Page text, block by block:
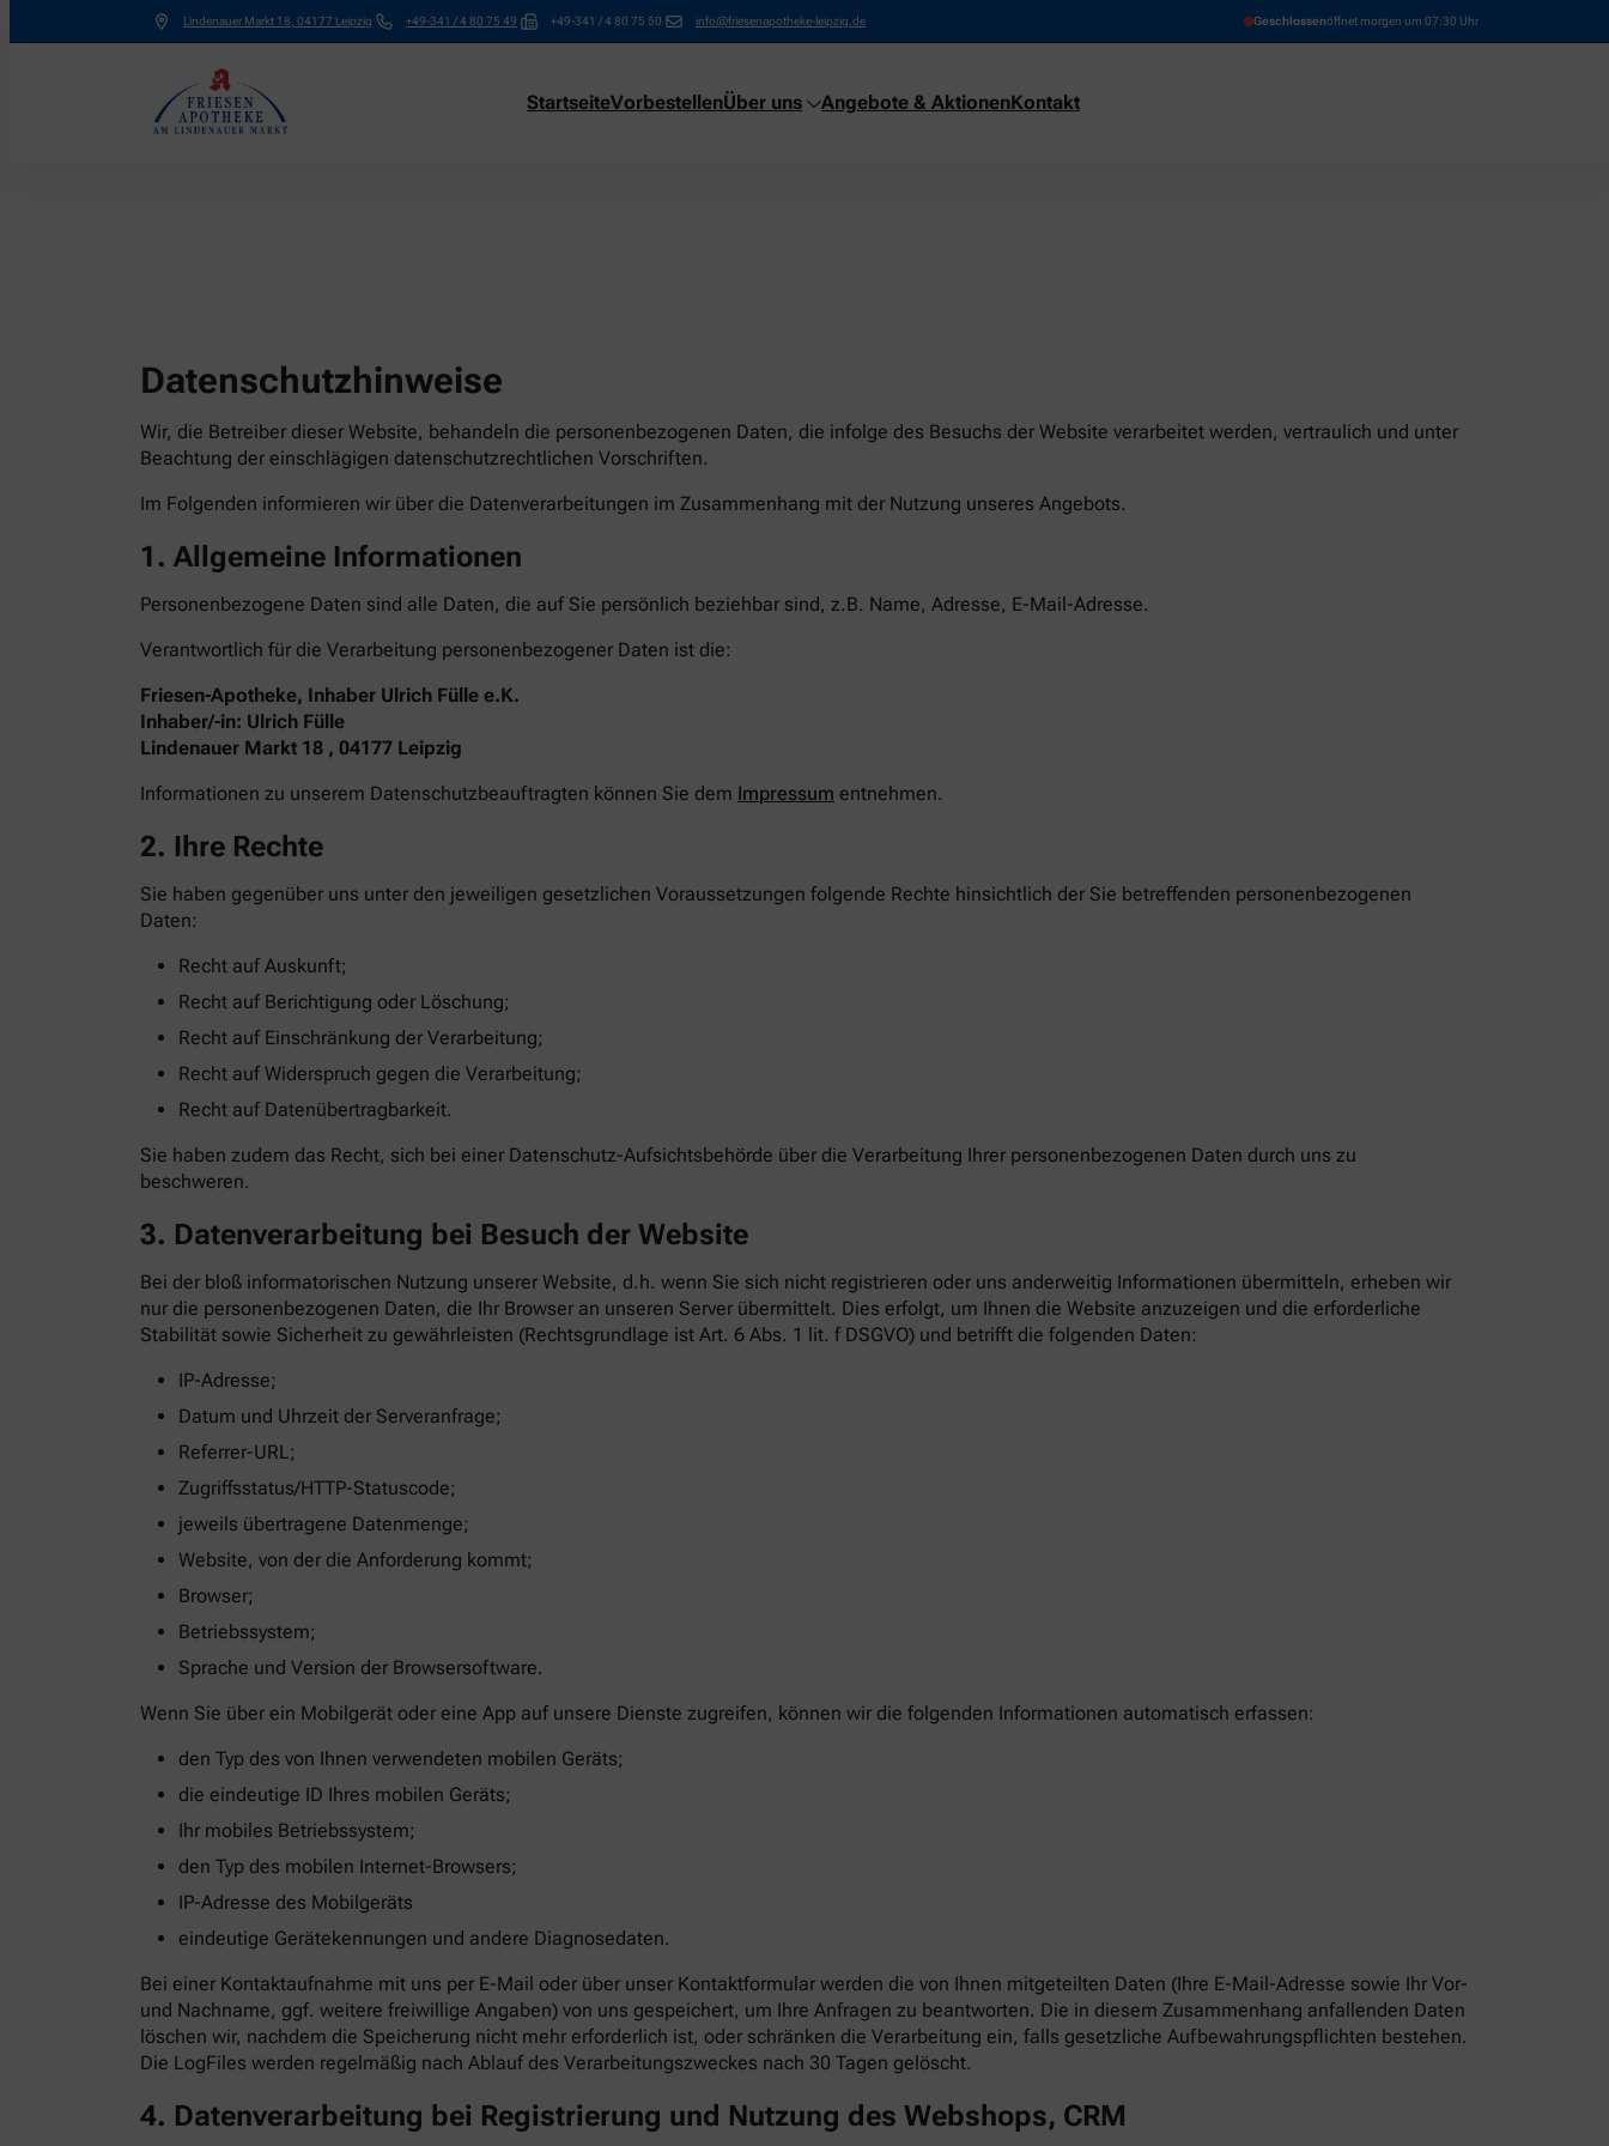
Lindenauer Markt 18 04177 Leipzig +49-341 / 4 80 75 49 +49-341 / 4 80 75 50 info@friesenapotheke-leipzig.de Geschlossenöffnet morgen um 07:30 Uhr
StartseiteVorbestellenÜber uns Angebote & AktionenKontakt
Datenschutzhinweise
Wir, die Betreiber dieser Website, behandeln die personenbezogenen Daten, die infolge des Besuchs der Website verarbeitet werden, vertraulich und unter
Beachtung der einschlägigen datenschutzrechtlichen Vorschriften.
Im Folgenden informieren wir über die Datenverarbeitungen im Zusammenhang mit der Nutzung unseres Angebots.
1. Allgemeine Informationen
Personenbezogene Daten sind alle Daten, die auf Sie persönlich beziehbar sind, z.B. Name, Adresse, E-Mail-Adresse.
Verantwortlich für die Verarbeitung personenbezogener Daten ist die:
Friesen-Apotheke, Inhaber Ulrich Fülle e.K.
Inhaber/-in: Ulrich Fülle
Lindenauer Markt 18 , 04177 Leipzig
Informationen zu unserem Datenschutzbeauftragten können Sie dem Impressum entnehmen.
2. Ihre Rechte
Sie haben gegenüber uns unter den jeweiligen gesetzlichen Voraussetzungen folgende Rechte hinsichtlich der Sie betreffenden personenbezogenen
Daten:
Recht auf Auskunft;
Recht auf Berichtigung oder Löschung;
Recht auf Einschränkung der Verarbeitung;
Recht auf Widerspruch gegen die Verarbeitung;
Recht auf Datenübertragbarkeit.
Sie haben zudem das Recht, sich bei einer Datenschutz-Aufsichtsbehörde über die Verarbeitung Ihrer personenbezogenen Daten durch uns zu
beschweren.
3. Datenverarbeitung bei Besuch der Website
Bei der bloß informatorischen Nutzung unserer Website, d.h. wenn Sie sich nicht registrieren oder uns anderweitig Informationen übermitteln, erheben wir
nur die personenbezogenen Daten, die Ihr Browser an unseren Server übermittelt. Dies erfolgt, um Ihnen die Website anzuzeigen und die erforderliche
Stabilität sowie Sicherheit zu gewährleisten (Rechtsgrundlage ist Art. 6 Abs. 1 lit. f DSGVO) und betrifft die folgenden Daten:
IP-Adresse;
Datum und Uhrzeit der Serveranfrage;
Referrer-URL;
Zugriffsstatus/HTTP-Statuscode;
jeweils übertragene Datenmenge;
Website, von der die Anforderung kommt;
Browser;
Betriebssystem;
Sprache und Version der Browsersoftware.
Wenn Sie über ein Mobilgerät oder eine App auf unsere Dienste zugreifen, können wir die folgenden Informationen automatisch erfassen:
den Typ des von Ihnen verwendeten mobilen Geräts;
die eindeutige ID Ihres mobilen Geräts;
Ihr mobiles Betriebssystem;
den Typ des mobilen Internet-Browsers;
IP-Adresse des Mobilgeräts
eindeutige Gerätekennungen und andere Diagnosedaten.
Bei einer Kontaktaufnahme mit uns per E-Mail oder über unser Kontaktformular werden die von Ihnen mitgeteilten Daten (Ihre E-Mail-Adresse sowie Ihr Vor-
und Nachname, ggf. weitere freiwillige Angaben) von uns gespeichert, um Ihre Anfragen zu beantworten. Die in diesem Zusammenhang anfallenden Daten
löschen wir, nachdem die Speicherung nicht mehr erforderlich ist, oder schränken die Verarbeitung ein, falls gesetzliche Aufbewahrungspflichten bestehen.
Die LogFiles werden regelmäßig nach Ablauf des Verarbeitungszweckes nach 30 Tagen gelöscht.
4. Datenverarbeitung bei Registrierung und Nutzung des Webshops, CRM